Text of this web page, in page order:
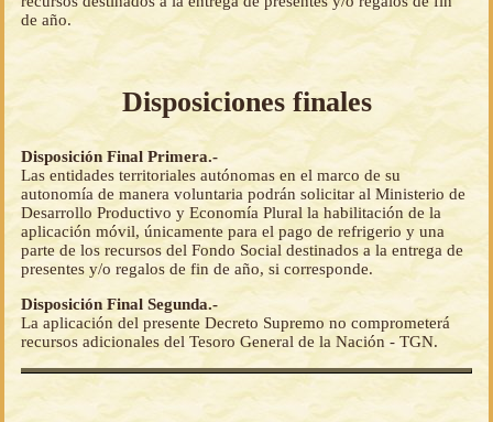
de año.
Disposiciones finales
Disposición Final Primera.-
Las entidades territoriales autónomas en el marco de su
autonomía de manera voluntaria podrán solicitar al Ministerio de
Desarrollo Productivo y Economía Plural la habilitación de la
aplicación móvil, únicamente para el pago de refrigerio y una
parte de los recursos del Fondo Social destinados a la entrega de
presentes y/o regalos de fin de año, si corresponde.
Disposición Final Segunda.-
La aplicación del presente Decreto Supremo no comprometerá
recursos adicionales del Tesoro General de la Nación - TGN.